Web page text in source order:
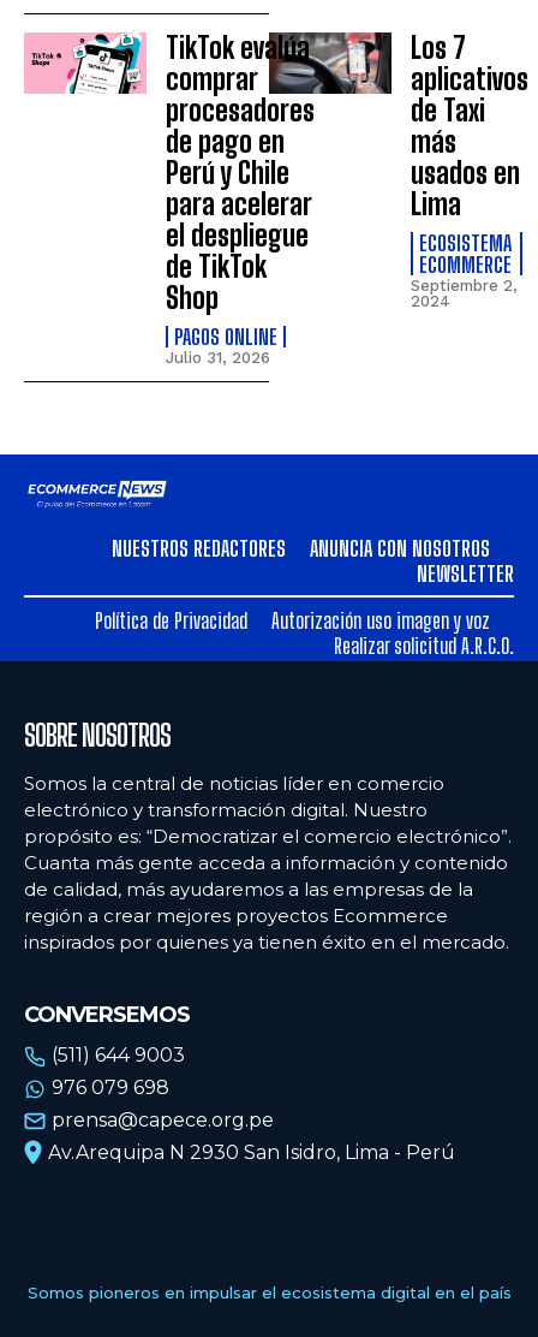
TikTok evalúa
comprar
procesadores
de pago en
Perú y Chile
para acelerar
el despliegue
de TikTok
Shop
PAGOS ONLINE
Julio 31, 2026
Los 7
aplicativos
de Taxi
más
usados en
Lima
ECOSISTEMA
ECOMMERCE
Septiembre 2,
2024
NUESTROS REDACTORES
ANUNCIA CON NOSOTROS
NEWSLETTER
Política de Privacidad
Autorización uso imagen y voz
Realizar solicitud A.R.C.O.
SOBRE NOSOTROS
Somos la central de noticias líder en comercio
electrónico y transformación digital. Nuestro
propósito es: “Democratizar el comercio electrónico”.
Cuanta más gente acceda a información y contenido
de calidad, más ayudaremos a las empresas de la
región a crear mejores proyectos Ecommerce
inspirados por quienes ya tienen éxito en el mercado.
CONVERSEMOS
(511) 644 9003
976 079 698
prensa@capece.org.pe
Av.Arequipa N 2930 San Isidro, Lima - Perú
Somos pioneros en impulsar el ecosistema digital en el país